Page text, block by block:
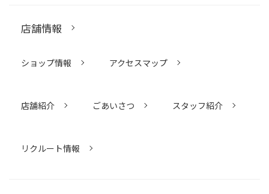
店舗情報
ショップ情報 アクセスマップ
店舗紹介 ごあいさつ スタッフ紹介
リクルート情報